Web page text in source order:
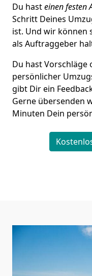
Du hasteinen festen
Schritt Deines
ist. Und wir können
als Auftraggeber
Du hast Vorschläge
persönlicher
gibt Dir ein
Gerne übersenden
Minuten Dein